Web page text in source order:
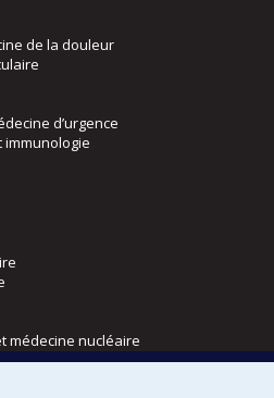
de la douleur
d’urgence
immunologie
médecine nucléaire